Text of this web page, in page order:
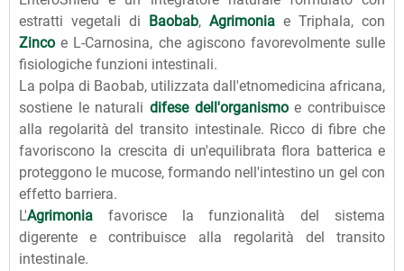
estratti vegetali di
Baobab, Agrimonia e Triphala, con
Zinco e L-Carnosina, che agiscono favorevolmente sulle
fisiologiche funzioni intestinali.
La polpa di Baobab, utilizzata dall'etnomedicina africana,
sostiene le naturali difese dell'organismoe contribuisce
alla regolarità del transito intestinale. Ricco di fibre che
favoriscono la crescita di un'equilibrata flora batterica e
proteggono le mucose, formando nell'intestino un gel con
effetto barriera.
L'Agrimonia favorisce la funzionalità del sistema
digerente e contribuisce alla regolarità del transito
intestinale.